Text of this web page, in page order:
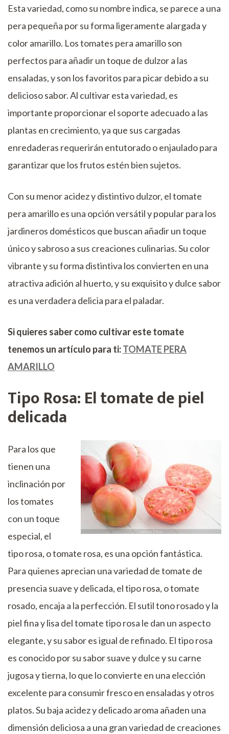
Esta variedad, como su nombre indica, se parece a una
pera pequeña por su forma ligeramente alargada y
color amarillo. Los tomates pera amarillo son
perfectos para añadir un toque de dulzor a las
ensaladas, y son los favoritos para picar debido a su
delicioso sabor. Al cultivar esta variedad, es
importante proporcionar el soporte adecuado a las
plantas en crecimiento, ya que sus cargadas
enredaderas requerirán entutorado o enjaulado para
garantizar que los frutos estén bien sujetos.
Con su menor acidez y distintivo dulzor, el tomate
pera amarillo es una opción versátil y popular para los
jardineros domésticos que buscan añadir un toque
único y sabroso a sus creaciones culinarias. Su color
vibrante y su forma distintiva los convierten en una
atractiva adición al huerto, y su exquisito y dulce sabor
es una verdadera delicia para el paladar.
Si quieres saber como cultivar este tomate
tenemos un artículo para ti:TOMATE PERA
AMARILLO
Tipo Rosa: El tomate de piel
delicada
Para los que
tienen una
inclinación por
los tomates
con un toque
especial, el
tipo rosa, o tomate rosa, es una opción fantástica.
Para quienes aprecian una variedad de tomate de
presencia suave y delicada, el tipo rosa, o tomate
rosado, encaja a la perfección. El sutil tono rosado y la
piel fina y lisa del tomate tipo rosa le dan un aspecto
elegante, y su sabor es igual de refinado. El tipo rosa
es conocido por su sabor suave y dulce y su carne
jugosa y tierna, lo que lo convierte en una elección
excelente para consumir fresco en ensaladas y otros
platos. Su baja acidez y delicado aroma añaden una
dimensión deliciosa a una gran variedad de creaciones